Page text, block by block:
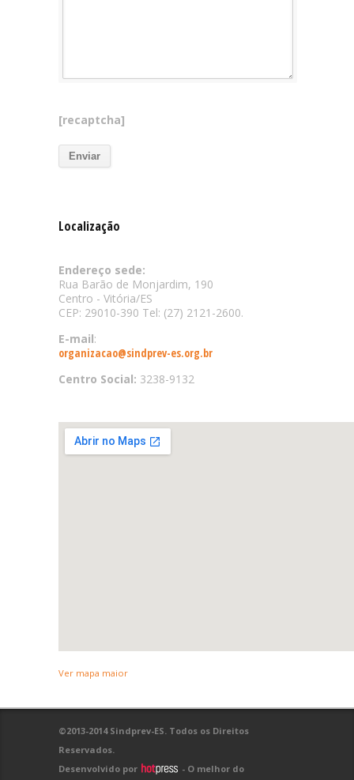
[recaptcha]
Localização
Endereço sede:
Rua Barão de Monjardim, 190
Centro - Vitória/ES
CEP: 29010-390 Tel: (27) 2121-2600.
E-mail:
organizacao@sindprev-es.org.br
Centro Social: 3238-9132
Ver mapa maior
©2013-2014 Sindprev-ES. Todos os Direitos
Reservados.
Desenvolvido por
- O melhor do